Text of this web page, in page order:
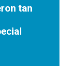
tan